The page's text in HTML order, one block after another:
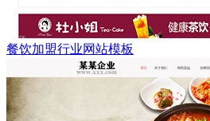
餐饮加盟行业网站模板